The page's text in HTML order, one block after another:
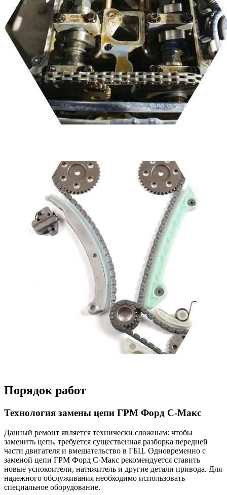
Порядок работ
Технология замены цепи ГРМ Форд С-Макс
Данный ремонт является технически сложным: чтобы
заменить цепь, требуется существенная разборка передней
части двигателя и вмешательство в ГБЦ. Одновременно с
заменой цепи ГРМ Форд С-Макс рекомендуется ставить
новые успокоители, натяжитель и другие детали привода. Для
надежного обслуживания необходимо использовать
специальное оборудование.